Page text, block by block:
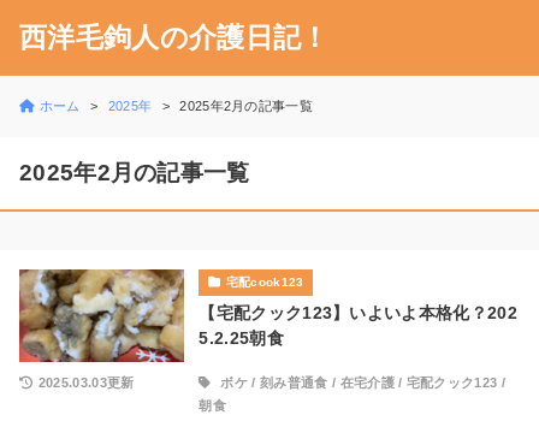
西洋毛鉤人の介護日記！
ホーム 2025年 2025年2月の記事一覧
2025年2月の記事一覧
宅配cook123
【宅配クック123】いよいよ本格化？202
5.2.25朝食
2025.03.03更新 ボケ / 刻み普通食 / 在宅介護/ 宅配クック123 /
朝食